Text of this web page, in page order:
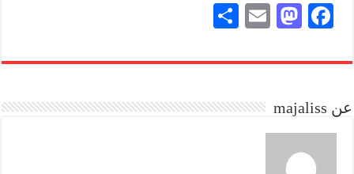
Fa
bo
M
to
n
E
ail
re
عن majaliss